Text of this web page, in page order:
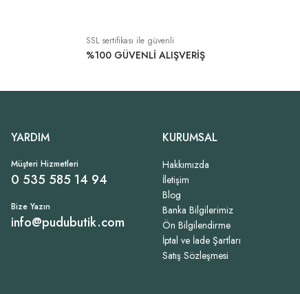
SSL sertifikası ile güvenli
%100 GÜVENLİ ALIŞVERİŞ
YARDIM
Müşteri Hizmetleri
0 535 585 14 94
Bize Yazın
info@pudubutik.com
KURUMSAL
Hakkımızda
İletişim
Blog
Banka Bilgilerimiz
Ön Bilgilendirme
İptal ve İade Şartları
Satış Sözleşmesi